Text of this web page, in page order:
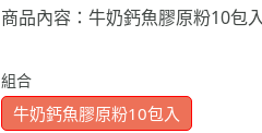
商品內容：牛奶鈣魚膠原粉10包
組合
牛奶鈣魚膠原粉10包入